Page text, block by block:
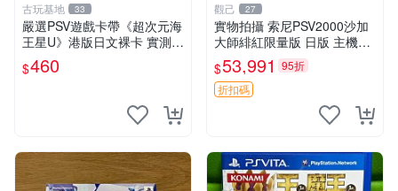
古玩基地 33
嚴選PSV遊戲卡帶《超次元海
王星U》港版日文裸卡 實測暢
玩 索尼專屬 psv psv游戲 psv
游戲卡帶
$460
觀己 27
實物拍攝 索尼PSV2000沙加
大師緋紅限量版 日版 主機全
配齊 收藏級 電腦遊戲掌機 帶
盒說明書 全新未修 正規對碼
沙加大作
$53,991 95折
折扣碼